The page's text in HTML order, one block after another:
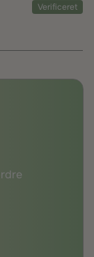
Verificeret